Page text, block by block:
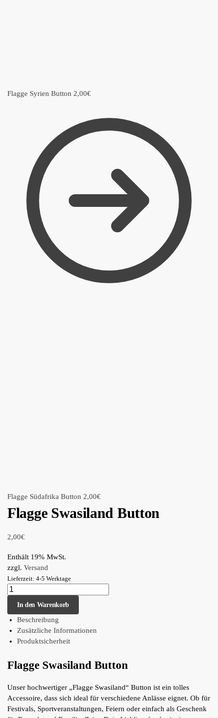
Flagge Syrien Button 2,00€
Flagge Südafrika Button 2,00€
Flagge Swasiland Button
2,00€
Enthält 19% MwSt.
zzgl. Versand
Lieferzeit: 4-5 Werktage
In den Warenkorb
Beschreibung
Zusätzliche Informationen
Produktsicherheit
Flagge Swasiland Button
Unser hochwertiger „Flagge Swasiland“ Button ist ein tolles
Accessoire, dass sich ideal für verschiedene Anlässe eignet. Ob für
Festivals, Sportveranstaltungen, Feiern oder einfach als Geschenk